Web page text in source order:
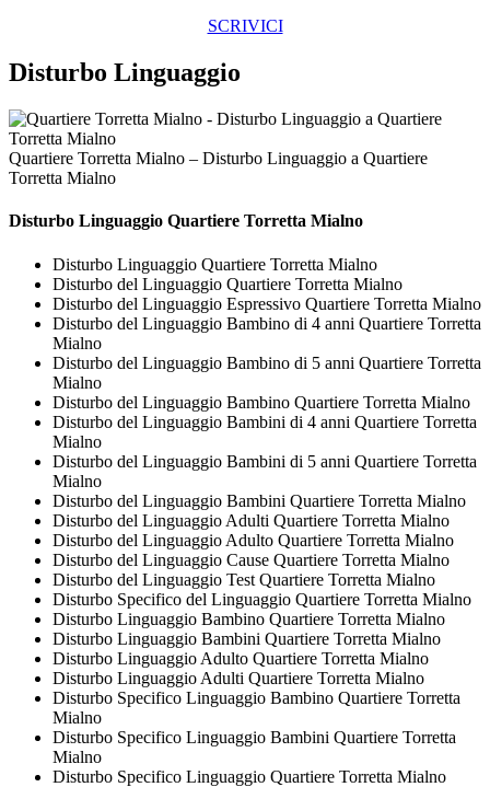
SCRIVICI
Disturbo Linguaggio
Quartiere Torretta Mialno – Disturbo Linguaggio a Quartiere
Torretta Mialno
Disturbo Linguaggio Quartiere Torretta Mialno
Disturbo Linguaggio Quartiere Torretta Mialno
Disturbo del Linguaggio Quartiere Torretta Mialno
Disturbo del Linguaggio Espressivo Quartiere Torretta Mialno
Disturbo del Linguaggio Bambino di 4 anni Quartiere Torretta
Mialno
Disturbo del Linguaggio Bambino di 5 anni Quartiere Torretta
Mialno
Disturbo del Linguaggio Bambino Quartiere Torretta Mialno
Disturbo del Linguaggio Bambini di 4 anni Quartiere Torretta
Mialno
Disturbo del Linguaggio Bambini di 5 anni Quartiere Torretta
Mialno
Disturbo del Linguaggio Bambini Quartiere Torretta Mialno
Disturbo del Linguaggio Adulti Quartiere Torretta Mialno
Disturbo del Linguaggio Adulto Quartiere Torretta Mialno
Disturbo del Linguaggio Cause Quartiere Torretta Mialno
Disturbo del Linguaggio Test Quartiere Torretta Mialno
Disturbo Specifico del Linguaggio Quartiere Torretta Mialno
Disturbo Linguaggio Bambino Quartiere Torretta Mialno
Disturbo Linguaggio Bambini Quartiere Torretta Mialno
Disturbo Linguaggio Adulto Quartiere Torretta Mialno
Disturbo Linguaggio Adulti Quartiere Torretta Mialno
Disturbo Specifico Linguaggio Bambino Quartiere Torretta
Mialno
Disturbo Specifico Linguaggio Bambini Quartiere Torretta
Mialno
Disturbo Specifico Linguaggio Quartiere Torretta Mialno